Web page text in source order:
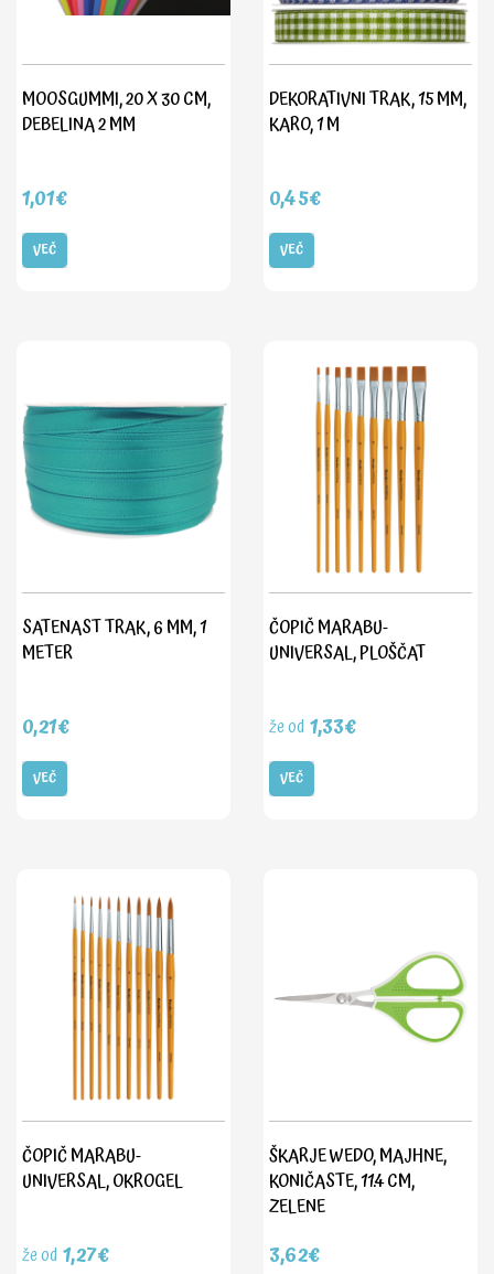
MOOSGUMMI, 20 X 30 CM,
DEBELINA 2 MM
1,01€
VEČ
DEKORATIVNI TRAK, 15 MM,
KARO, 1 M
0,45€
VEČ
SATENAST TRAK, 6 MM, 1
METER
0,21€
VEČ
ČOPIČ MARABU-
UNIVERSAL, PLOŠČAT
že od 1,33€
VEČ
ČOPIČ MARABU-
UNIVERSAL, OKROGEL
že od 1,27€
ŠKARJE WEDO, MAJHNE,
KONIČASTE, 11.4 CM,
ZELENE
3,62€